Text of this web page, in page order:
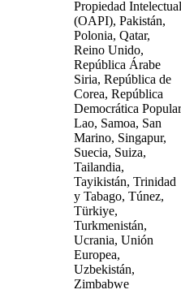
Propiedad Intelectual
(OAPI), Pakistán,
Polonia, Qatar,
Reino Unido,
República Árabe
Siria, República de
Corea, República
Democrática Popular
Lao, Samoa, San
Marino, Singapur,
Suecia, Suiza,
Tailandia,
Tayikistán, Trinidad
y Tabago, Túnez,
Türkiye,
Turkmenistán,
Ucrania, Unión
Europea,
Uzbekistán,
Zimbabwe